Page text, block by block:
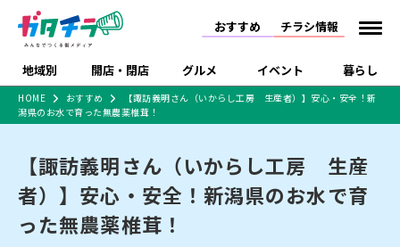
おすすめ チラシ情報
地域別 開店・閉店 グルメ イベント 暮らし
新潟市 下越
中越
開店 閉店
リニューアル・移転 休業
ラーメン 現地レポート
和食
体験・販売 祭り・伝統行事
趣味・展示会
施設・ショップ
住宅メーカー・工務
店
食品メーカー・県産
特売セール インタビュー
特集・まとめ記事
食品スーパー・コンビ
ショッピングモール・
大型施設
ドラッグストア・ホーム
センター
HOME おすすめ
【諏訪義明さん（いからし工房 生産者）】安心・安全！新
潟県のお水で育った無農薬椎茸！
【諏訪義明さん（いからし工房 生産
者）】安心・安全！新潟県のお水で育
った無農薬椎茸！